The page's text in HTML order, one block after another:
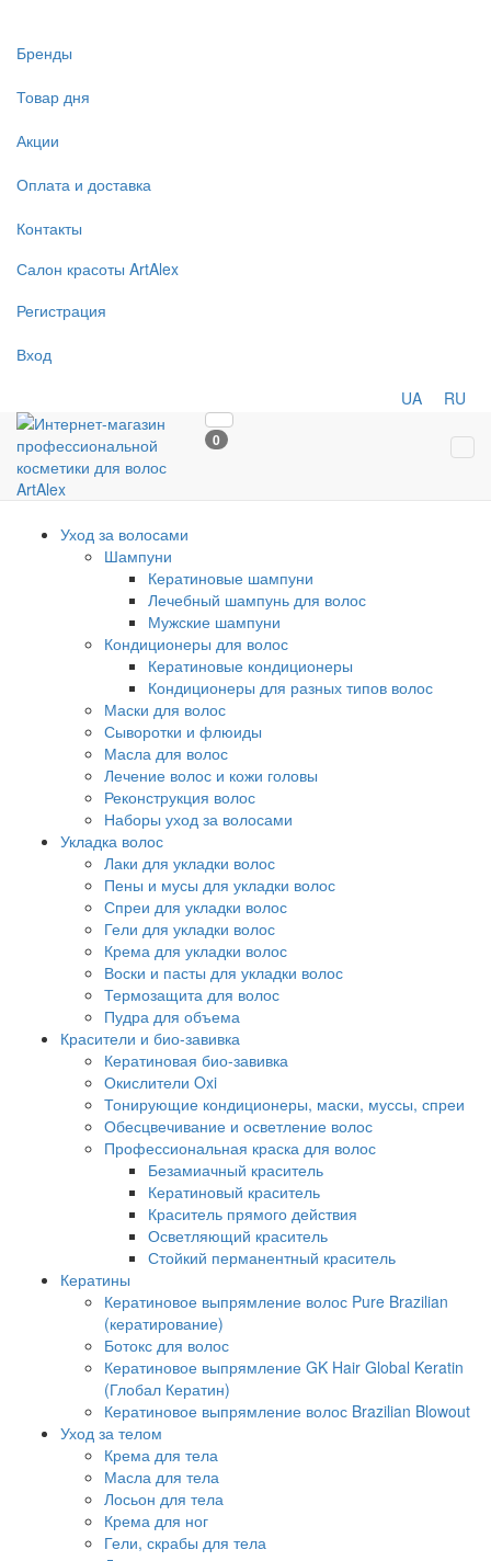
Бренды
Товар дня
Акции
Оплата и доставка
Контакты
Салон красоты ArtAlex
Регистрация
Вход
UA RU
0
Уход за волосами
Шампуни
Кератиновые шампуни
Лечебный шампунь для волос
Мужские шампуни
Кондиционеры для волос
Кератиновые кондиционеры
Кондиционеры для разных типов волос
Маски для волос
Сыворотки и флюиды
Масла для волос
Лечение волос и кожи головы
Реконструкция волос
Наборы уход за волосами
Укладка волос
Лаки для укладки волос
Пены и мусы для укладки волос
Спреи для укладки волос
Гели для укладки волос
Крема для укладки волос
Воски и пасты для укладки волос
Термозащита для волос
Пудра для объема
Красители и био-завивка
Кератиновая био-завивка
Окислители Oxi
Тонирующие кондиционеры, маски, муссы, спреи
Обесцвечивание и осветление волос
Профессиональная краска для волос
Безамиачный краситель
Кератиновый краситель
Краситель прямого действия
Осветляющий краситель
Стойкий перманентный краситель
Кератины
Кератиновое выпрямление волос Pure Brazilian
(кератирование)
Ботокс для волос
Кератиновое выпрямление GK Hair Global Keratin
(Глобал Кератин)
Кератиновое выпрямление волос Brazilian Blowout
Уход за телом
Крема для тела
Масла для тела
Лосьон для тела
Крема для ног
Гели, скрабы для тела